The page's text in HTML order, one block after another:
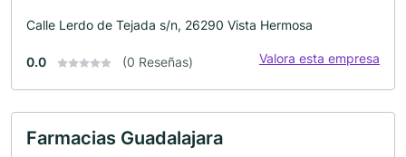
Calle Lerdo de Tejada s/n, 26290 Vista Hermosa
0.0 (0 Reseñas) Valora esta empresa
Farmacias Guadalajara